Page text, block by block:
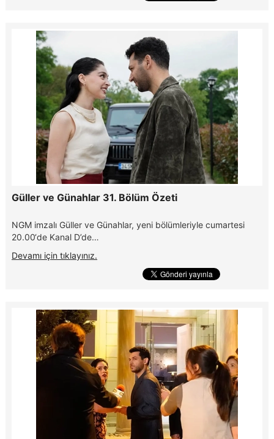
Güller ve Günahlar 31. Bölüm Özeti
NGM imzalı Güller ve Günahlar, yeni bölümleriyle cumartesi
20.00‘de Kanal D’de…
Devamı için tıklayınız.